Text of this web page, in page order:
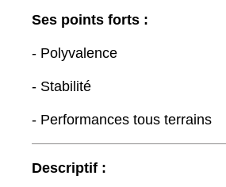
Ses points forts :
- Polyvalence
- Stabilité
- Performances tous terrains
Descriptif :